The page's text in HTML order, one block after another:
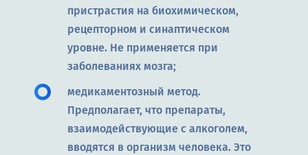
пристрастия на биохимическом,
рецепторном и синаптическом
уровне. Не применяется при
заболеваниях мозга;
медикаментозный метод.
Предполагает, что препараты,
взаимодействующие с алкоголем,
вводятся в организм человека. Это